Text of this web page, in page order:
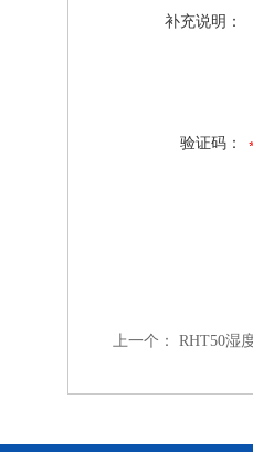
补充说明：
验证码：
上一个： RHT50湿